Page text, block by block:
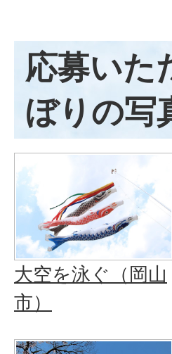
応募いた
ぼりの写
大空を泳ぐ（岡山
市）